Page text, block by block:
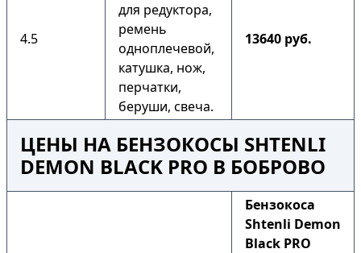
4.5
для редуктора,
ремень
одноплечевой,
катушка, нож,
перчатки,
беруши, свеча.
13640 руб.
ЦЕНЫ НА БЕНЗОКОСЫ SHTENLI
DEMON BLACK PRO В БОБРОВО
Бензокоса
Shtenli Demon
Black PRO